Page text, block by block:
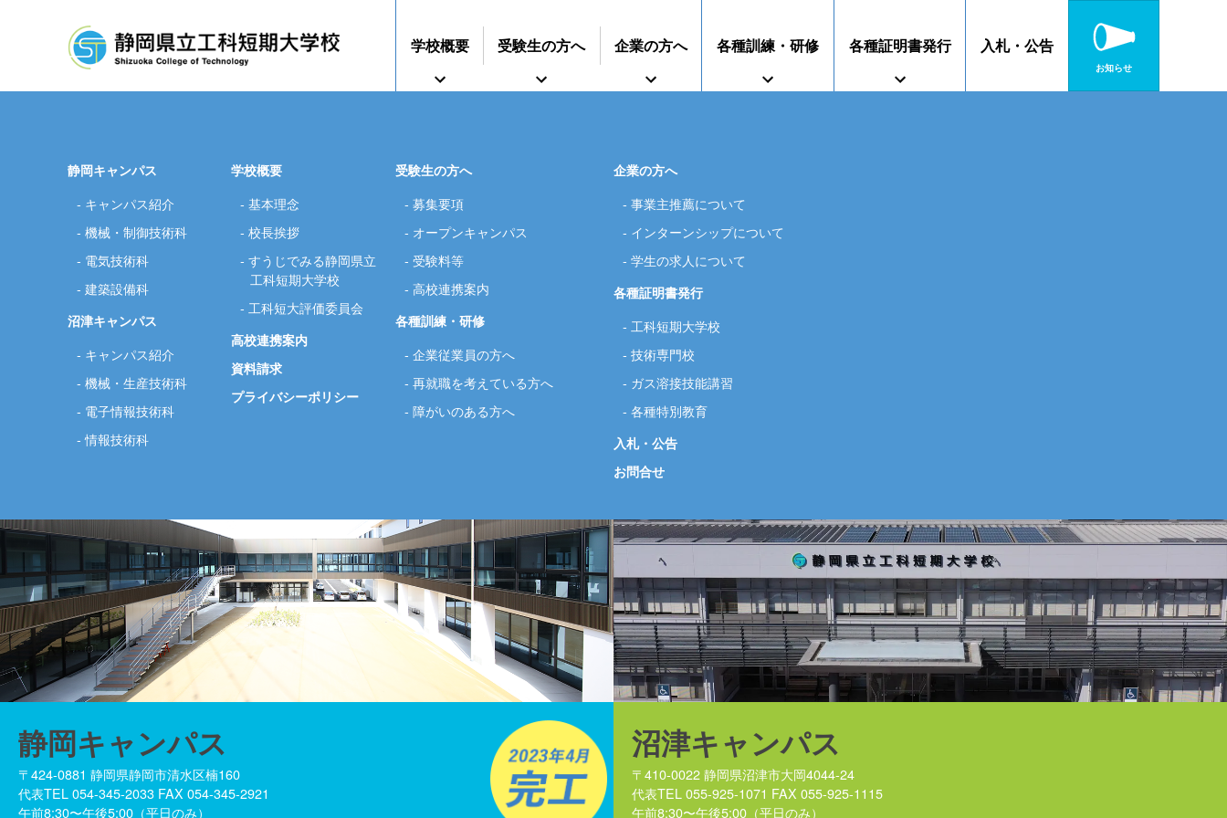
学校概要
基本理念 校長挨拶 すうじでみる静岡県立工科短期大学校
受験生の方へ
募集要項 オープンキャンパス 授業料等
企業の方へ
事業主推薦について
ついて
学生の求人について
各種訓練・研修
企業従業員の方へ 再就職を考えている方へ
各種証明書発行
工科短期大学校 技術専門校 ガス溶接技能講習 各種特別教育
入札・公告
お知らせ
静岡キャンパス
キャンパス紹介
機械・制御技術科
電気技術科
建築設備科
沼津キャンパス
キャンパス紹介
機械・生産技術科
電子情報技術科
情報技術科
学校概要
基本理念
校長挨拶
すうじでみる静岡県立
工科短期大学校
工科短大評価委員会
高校連携案内
資料請求
プライバシーポリシー
受験生の方へ
募集要項
オープンキャンパス
受験料等
高校連携案内
各種訓練・研修
企業従業員の方へ
再就職を考えている方へ
障がいのある方へ
企業の方へ
事業主推薦について
インターンシップについて
学生の求人について
各種証明書発行
工科短期大学校
技術専門校
ガス溶接技能講習
各種特別教育
入札・公告
お問合せ
静岡キャンパス
〒424-0881 静岡県静岡市清水区楠160
代表TEL 054-345-2033 FAX 054-345-2921
午前8:30〜午後5:00（平日のみ）
沼津キャンパス
〒410-0022 静岡県沼津市大岡4044-24
代表TEL 055-925-1071 FAX 055-925-1115
午前8:30〜午後5:00（平日のみ）